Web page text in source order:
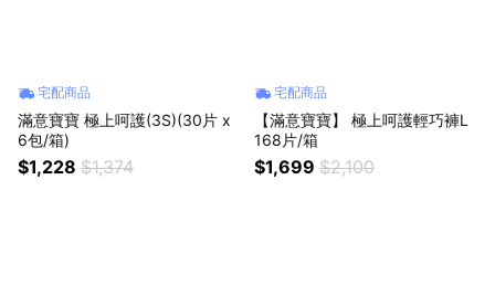
宅配商品
滿意寶寶 極上呵護(3S)(30片 x
6包/箱)
$1,228 $1,374
宅配商品
【滿意寶寶】 極上呵護輕巧褲L
168片/箱
$1,699 $2,100